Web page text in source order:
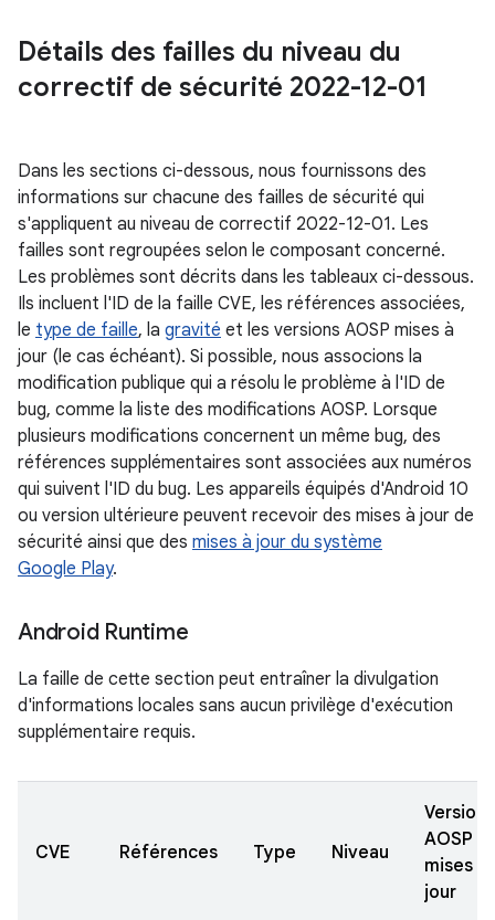
Détails des failles du niveau du
correctif de sécurité 2022-12-01
Dans les sections ci-dessous, nous fournissons des
informations sur chacune des failles de sécurité qui
s'appliquent au niveau de correctif 2022-12-01. Les
failles sont regroupées selon le composant concerné.
Les problèmes sont décrits dans les tableaux ci-dessous.
Ils incluent l'ID de la faille CVE, les références associées,
le type de faille, la gravité et les versions AOSP mises à
jour (le cas échéant). Si possible, nous associons la
modification publique qui a résolu le problème à l'ID de
bug, comme la liste des modifications AOSP. Lorsque
plusieurs modifications concernent un même bug, des
références supplémentaires sont associées aux numéros
qui suivent l'ID du bug. Les appareils équipés d'Android 10
ou version ultérieure peuvent recevoir des mises à jour de
sécurité ainsi que des mises à jour du système
Google Play.
Android Runtime
La faille de cette section peut entraîner la divulgation
d'informations locales sans aucun privilège d'exécution
supplémentaire requis.
CVE Références Type Niveau
Versions
AOSP
mises à
jour